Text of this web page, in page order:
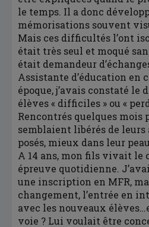
le temps. Il a donc
mémorisations souvent
Mais ces difficultés l’ont
était très seul et moqué
était demandeur
Assistante d’éducation en
époque, j’avais constaté le
élèves « difficiles » ou «
Rencontrés quelques mois
semblaient libérés de leurs
posés, mieux dans leur
A 14 ans, mon fils vivait le
épreuve quotidienne.
une inscription en MFR,
changement, l’entrée en
avec les nouveaux
voie ? Lui voulait être